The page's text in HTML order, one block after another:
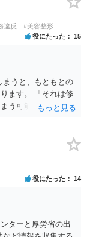
違反 #美容整形
役にたった 15
うと、もともとの
ます。 「それは修
う可能性があるか
えに弁護士に相談
役にたった 14
ターと厚労省の出